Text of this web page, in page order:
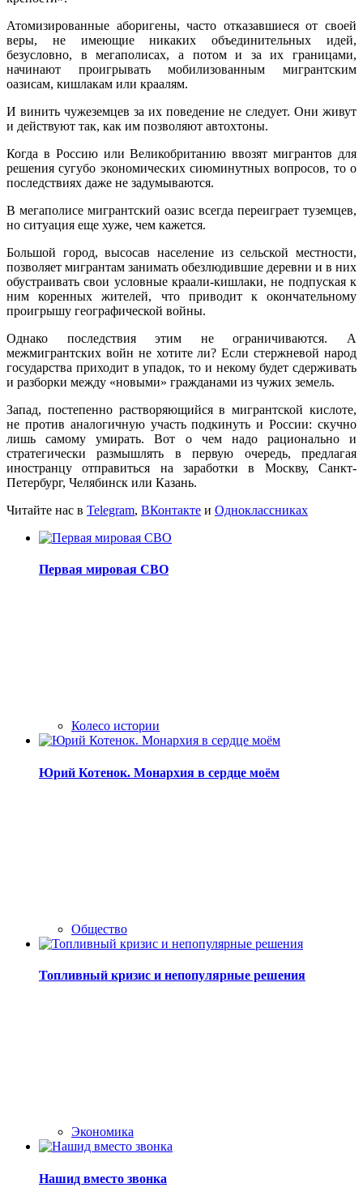
Атомизированные аборигены, часто отказавшиеся от своей
веры, не имеющие никаких объединительных идей,
безусловно, в мегаполисах, а потом и за их границами,
начинают проигрывать мобилизованным мигрантским
оазисам, кишлакам или краалям.
И винить чужеземцев за их поведение не следует. Они живут
и действуют так, как им позволяют автохтоны.
Когда в Россию или Великобританию ввозят мигрантов для
решения сугубо экономических сиюминутных вопросов, то о
последствиях даже не задумываются.
В мегаполисе мигрантский оазис всегда переиграет туземцев,
но ситуация еще хуже, чем кажется.
Большой город, высосав население из сельской местности,
позволяет мигрантам занимать обезлюдившие деревни и в них
обустраивать свои условные краали-кишлаки, не подпуская к
ним коренных жителей, что приводит к окончательному
проигрышу географической войны.
Однако последствия этим не ограничиваются. А
межмигрантских войн не хотите ли? Если стержневой народ
государства приходит в упадок, то и некому будет сдерживать
и разборки между «новыми» гражданами из чужих земель.
Запад, постепенно растворяющийся в мигрантской кислоте,
не против аналогичную участь подкинуть и России: скучно
лишь самому умирать. Вот о чем надо рационально и
стратегически размышлять в первую очередь, предлагая
иностранцу отправиться на заработки в Москву, Санкт-
Петербург, Челябинск или Казань.
Читайте нас в Telegram, ВКонтакте и Одноклассниках
Первая мировая СВО
Колесо истории
Юрий Котенок. Монархия в сердце моём
Общество
Топливный кризис и непопулярные решения
Экономика
Нашид вместо звонка